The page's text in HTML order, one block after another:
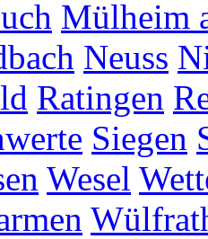
Mülheim
Neuss
Ratingen
Siegen
Wesel